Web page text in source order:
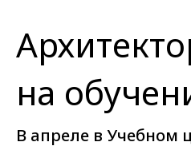
на
В апреле в Учебном